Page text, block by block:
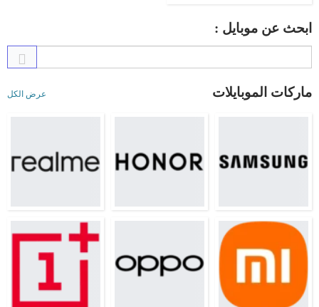
ابحث عن موبايل :
ماركات الموبايلات عرض الكل